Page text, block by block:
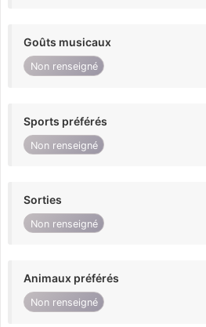
Goûts musicaux
Non renseigné
Sports préférés
Non renseigné
Sorties
Non renseigné
Animaux préférés
Non renseigné